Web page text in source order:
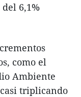
6,1%
como el
Ambiente
triplicando